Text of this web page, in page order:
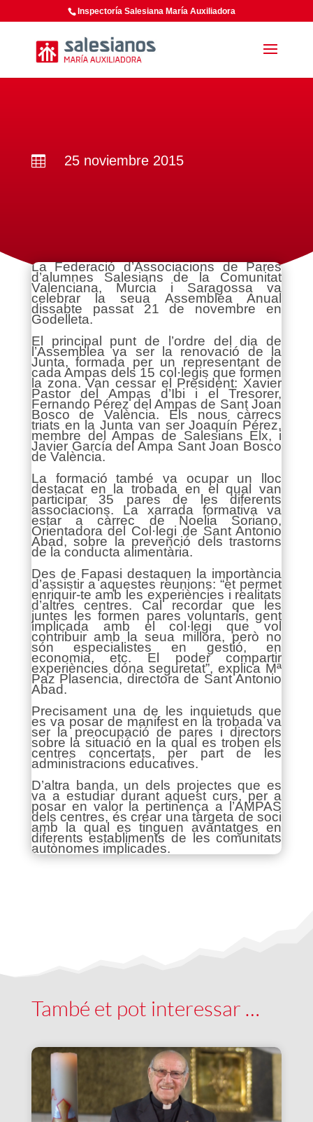
Inspectoría Salesiana María Auxiliadora
 25 noviembre 2015
La Federació d’Associacions de Pares
d’alumnes Salesians de la Comunitat
Valenciana, Murcia i Saragossa va
celebrar la seua Assemblea Anual
dissabte passat 21 de novembre en
Godelleta.
El principal punt de l’ordre del dia de
l’Assemblea va ser la renovació de la
Junta, formada per un representant de
cada Ampas dels 15 col·legis que formen
la zona. Van cessar el President: Xavier
Pastor del Ampas d’Ibi i el Tresorer,
Fernando Pérez del Ampas de Sant Joan
Bosco de València. Els nous càrrecs
triats en la Junta van ser Joaquín Pérez,
membre del Ampas de Salesians Elx, i
Javier García del Ampa Sant Joan Bosco
de València.
La formació també va ocupar un lloc
destacat en la trobada en el qual van
participar 35 pares de les diferents
associacions. La xarrada formativa va
estar a càrrec de Noelia Soriano,
Orientadora del Col·legi de Sant Antonio
Abad, sobre la prevenció dels trastorns
de la conducta alimentària.
Des de Fapasi destaquen la importància
d’assistir a aquestes reunions: “et permet
enriquir-te amb les experiències i realitats
d’altres centres. Cal recordar que les
juntes les formen pares voluntaris, gent
implicada amb el col·legi que vol
contribuir amb la seua millora, però no
són especialistes en gestió, en
economia, etc. El poder compartir
experiències dóna seguretat”, explica Mª
Paz Plasencia, directora de Sant Antonio
Abad.
Precisament una de les inquietuds que
es va posar de manifest en la trobada va
ser la preocupació de pares i directors
sobre la situació en la qual es troben els
centres concertats, per part de les
administracions educatives.
D’altra banda, un dels projectes que es
va a estudiar durant aquest curs, per a
posar en valor la pertinença a l’AMPAS
dels centres, és crear una targeta de soci
amb la qual es tinguen avantatges en
diferents establiments de les comunitats
autònomes implicades.
També et pot interessar …